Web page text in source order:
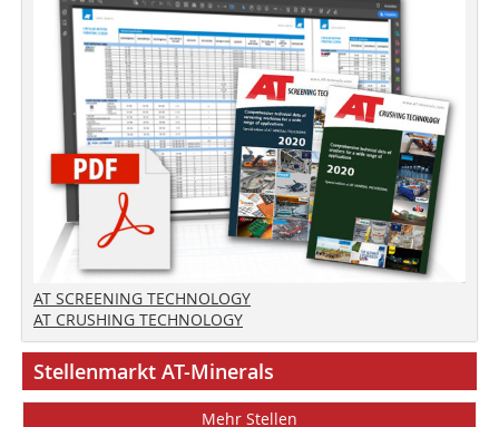
AT SCREENING TECHNOLOGY
AT CRUSHING TECHNOLOGY
Stellenmarkt AT-Minerals
Mehr Stellen